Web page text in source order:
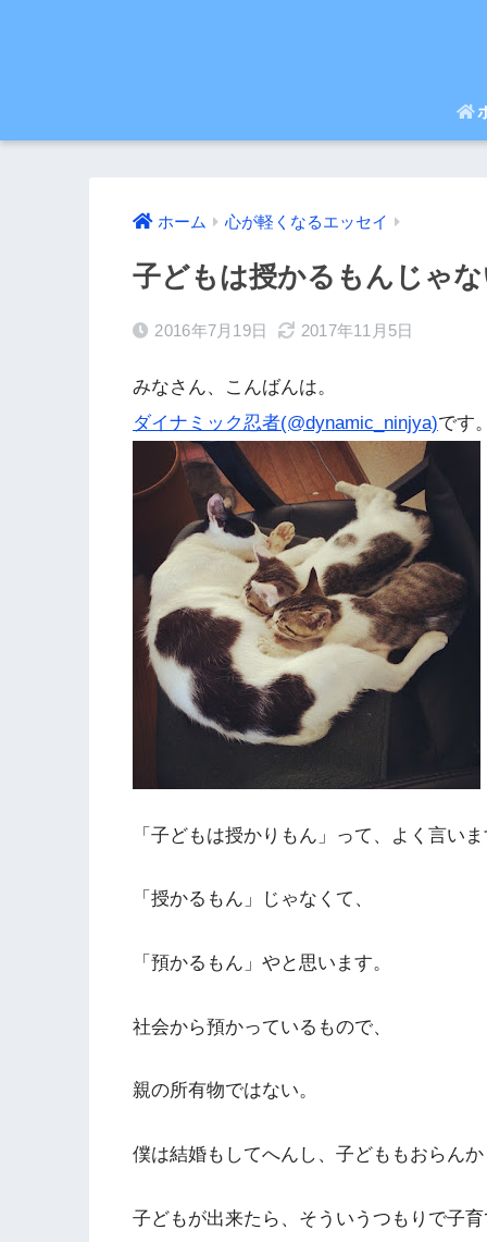
ホーム 心が軽くなるエッセイ
子どもは授かるもんじゃ
2016年7月19日 2017年11月5日
みなさん、こんばんは。
ダイナミック忍者(@dynamic_ninjya)です
「子どもは授かりもん」って、よく言い
「授かるもん」じゃなくて、
「預かるもん」やと思います。
社会から預かっているもので、
親の所有物ではない。
僕は結婚もしてへんし、子どももおらん
子どもが出来たら、そういうつもりで子